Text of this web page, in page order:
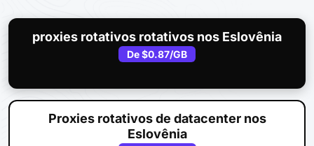
proxies rotativos rotativos nos Eslovênia
De$0.87/GB
Proxies rotativos de datacenter nos
Eslovênia